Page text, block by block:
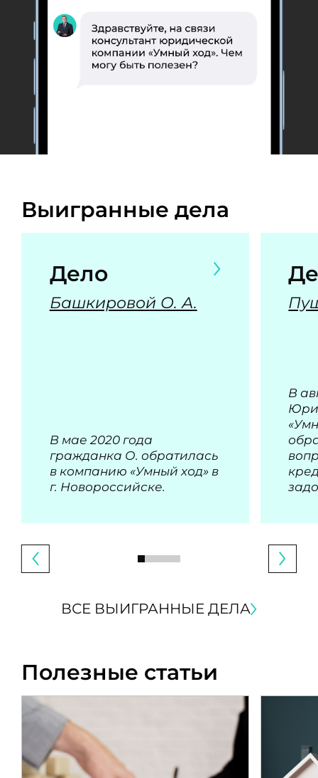
Выигранные дела
Дело
Башкировой О. А.
В мае 2020 года
гражданка О. обратилась
в компанию «Умный ход» в
г. Новороссийске.
В
ВСЕ ВЫИГРАННЫЕ ДЕЛА
Полезные статьи